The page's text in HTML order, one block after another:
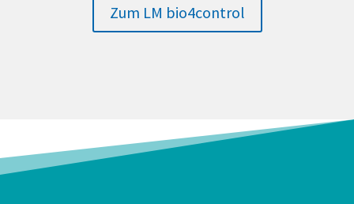
Zum LM bio4control